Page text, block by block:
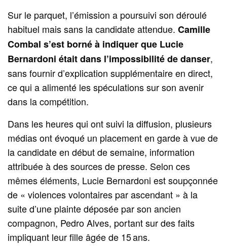
Sur le parquet, l’émission a poursuivi son déroulé
habituel mais sans la candidate attendue.Camille
Combal s’est borné à indiquer que Lucie
Bernardoni était dans l’impossibilité de danser,
sans fournir d’explication supplémentaire en direct,
ce qui a alimenté les spéculations sur son avenir
dans la compétition.
Dans les heures qui ont suivi la diffusion, plusieurs
médias ont évoqué un placement en garde à vue de
la candidate en début de semaine, information
attribuée à des sources de presse. Selon ces
mêmes éléments, Lucie Bernardoni est soupçonnée
de « violences volontaires par ascendant » à la
suite d’une plainte déposée par son ancien
compagnon, Pedro Alves, portant sur des faits
impliquant leur fille âgée de 15 ans.